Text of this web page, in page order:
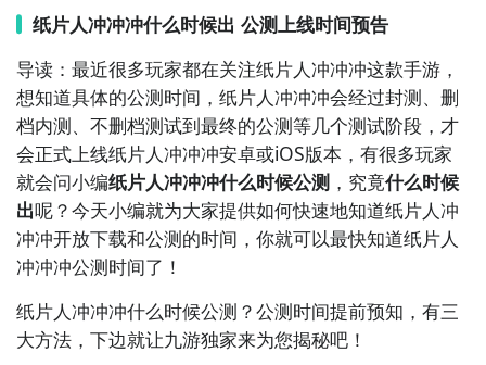
力和快速决策能力，尽量在规定时间内消除更多的方
块，获得高分。
10. 《祖玛传奇》：通过射击彩色球进入旋转的球链，
消除相同颜色的球来获得积分。游戏中有多种关卡和障
碍物，考验你的射击准确性和反应速度。尽量用最少的
球消除所有的彩色球，展示你的射击技巧。
纸片人冲冲冲什么时候出 公测上线时间预告
导读：最近很多玩家都在关注纸片人冲冲冲这款手游，
想知道具体的公测时间，纸片人冲冲冲会经过封测、删
档内测、不删档测试到最终的公测等几个测试阶段，才
会正式上线纸片人冲冲冲安卓或iOS版本，有很多玩家
就会问小编纸片人冲冲冲什么时候公测，究竟什么时候
出呢？今天小编就为大家提供如何快速地知道纸片人冲
冲冲开放下载和公测的时间，你就可以最快知道纸片人
冲冲冲公测时间了！
纸片人冲冲冲什么时候公测？公测时间提前预知，有三
大方法，下边就让九游独家来为您揭秘吧！